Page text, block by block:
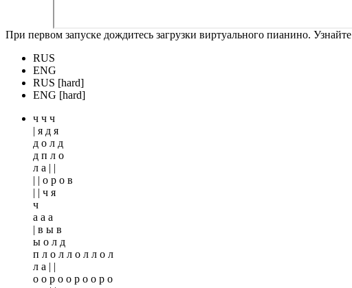
При первом запуске дождитесь загрузки виртуального пианино. Узнайте
RUS
ENG
RUS [hard]
ENG [hard]
ч ч ч
| я д я
д о л д
д п л о
л а | |
| | о р о в
| | ч я
ч
а а а
| в ы в
ы о л д
п л о л л о л л о л
л а | |
о о р о о р о о р о